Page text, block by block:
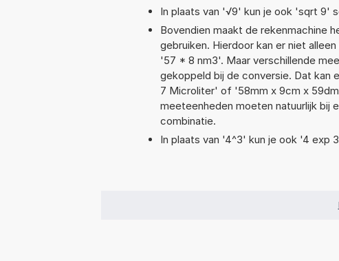
In plaats van '√9' kun je ook 'sqrt 9'
Bovendien maakt de rekenmachine
gebruiken. Hierdoor kan er niet
'57 * 8 nm3'. Maar verschillende
gekoppeld bij de conversie. Dat kan
7 Microliter' of '58mm x 9cm x
meeteenheden moeten natuurlijk bij
combinatie.
In plaats van '4^3' kun je ook '4 exp